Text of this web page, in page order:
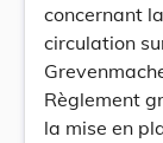
concernant
circulation
Règlement
la mise en